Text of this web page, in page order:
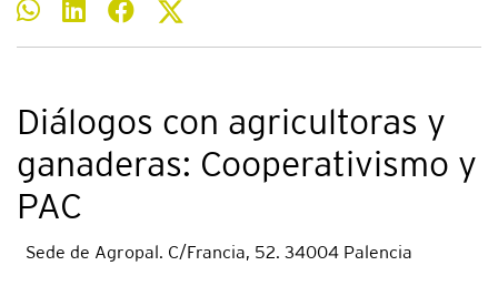
Diálogos con agricultoras y
ganaderas: Cooperativismo y
PAC
Sede de Agropal. C/Francia, 52. 34004 Palencia